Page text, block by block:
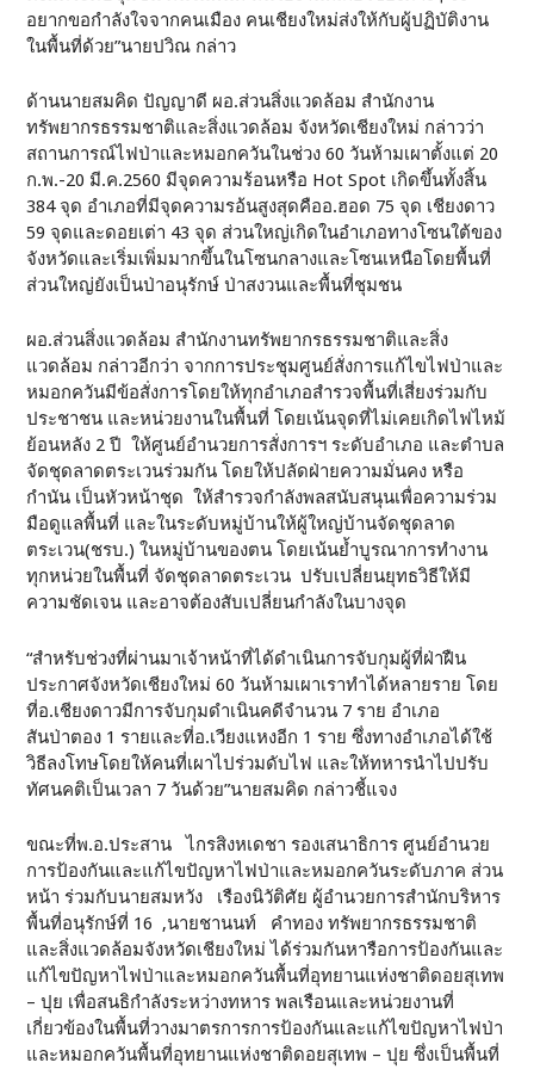
อยากขอกำลังใจจากคนเมือง คนเชียงใหม่ส่งให้กับผู้ปฏิบัติงาน
ในพื้นที่ด้วย”นายปวิณ กล่าว
ด้านนายสมคิด ปัญญาดี ผอ.ส่วนสิ่งแวดล้อม สำนักงาน
ทรัพยากรธรรมชาติและสิ่งแวดล้อม จังหวัดเชียงใหม่ กล่าวว่า
สถานการณ์ไฟป่าและหมอกควันในช่วง 60 วันห้ามเผาตั้งแต่ 20
ก.พ.-20 มี.ค.2560 มีจุดความร้อนหรือ Hot Spot เกิดขึ้นทั้งสิ้น
384 จุด อำเภอที่มีจุดความรอ้นสูงสุดคืออ.ฮอด 75 จุด เชียงดาว
59 จุดและดอยเต่า 43 จุด ส่วนใหญ่เกิดในอำเภอทางโซนใต้ของ
จังหวัดและเริ่มเพิ่มมากขึ้นในโซนกลางและโซนเหนือโดยพื้นที่
ส่วนใหญ่ยังเป็นป่าอนุรักษ์ ป่าสงวนและพื้นที่ชุมชน
ผอ.ส่วนสิ่งแวดล้อม สำนักงานทรัพยากรธรรมชาติและสิ่ง
แวดล้อม กล่าวอีกว่า จากการประชุมศูนย์สั่งการแก้ไขไฟป่าและ
หมอกควันมีข้อสั่งการโดยให้ทุกอำเภอสำรวจพื้นที่เสี่ยงร่วมกับ
ประชาชน และหน่วยงานในพื้นที่ โดยเน้นจุดที่ไม่เคยเกิดไฟไหม้
ย้อนหลัง 2 ปี ให้ศูนย์อำนวยการสั่งการฯ ระดับอำเภอ และตำบล
จัดชุดลาดตระเวนร่วมกัน โดยให้ปลัดฝ่ายความมั่นคง หรือ
กำนัน เป็นหัวหน้าชุด ให้สำรวจกำลังพลสนับสนุนเพื่อความร่วม
มือดูแลพื้นที่ และในระดับหมู่บ้านให้ผู้ใหญ่บ้านจัดชุดลาด
ตระเวน(ชรบ.) ในหมู่บ้านของตน โดยเน้นย้ำบูรณาการทำงาน
ทุกหน่วยในพื้นที่ จัดชุดลาดตระเวน ปรับเปลี่ยนยุทธวิธีให้มี
ความชัดเจน และอาจต้องสับเปลี่ยนกำลังในบางจุด
“สำหรับช่วงที่ผ่านมาเจ้าหน้าที่ได้ดำเนินการจับกุมผู้ที่ฝ่าฝืน
ประกาศจังหวัดเชียงใหม่ 60 วันห้ามเผาเราทำได้หลายราย โดย
ที่อ.เชียงดาวมีการจับกุมดำเนินคดีจำนวน 7 ราย อำเภอ
สันป่าตอง 1 รายและที่อ.เวียงแหงอีก 1 ราย ซึ่งทางอำเภอได้ใช้
วิธีลงโทษโดยให้คนที่เผาไปร่วมดับไฟ และให้ทหารนำไปปรับ
ทัศนคติเป็นเวลา 7 วันด้วย”นายสมคิด กล่าวชี้แจง
ขณะที่พ.อ.ประสาน ไกรสิงหเดชา รองเสนาธิการ ศูนย์อำนวย
การป้องกันและแก้ไขปัญหาไฟป่าและหมอกควันระดับภาค ส่วน
หน้า ร่วมกับนายสมหวัง เรืองนิวัติศัย ผู้อำนวยการสำนักบริหาร
พื้นที่อนุรักษ์ที่ 16 ,นายชานนท์ คำทอง ทรัพยากรธรรมชาติ
และสิ่งแวดล้อมจังหวัดเชียงใหม่ ได้ร่วมกันหารือการป้องกันและ
แก้ไขปัญหาไฟป่าและหมอกควันพื้นที่อุทยานแห่งชาติดอยสุเทพ
– ปุย เพื่อสนธิกำลังระหว่างทหาร พลเรือนและหน่วยงานที่
เกี่ยวข้องในพื้นที่วางมาตรการการป้องกันและแก้ไขปัญหาไฟป่า
และหมอกควันพื้นที่อุทยานแห่งชาติดอยสุเทพ – ปุย ซึ่งเป็นพื้นที่